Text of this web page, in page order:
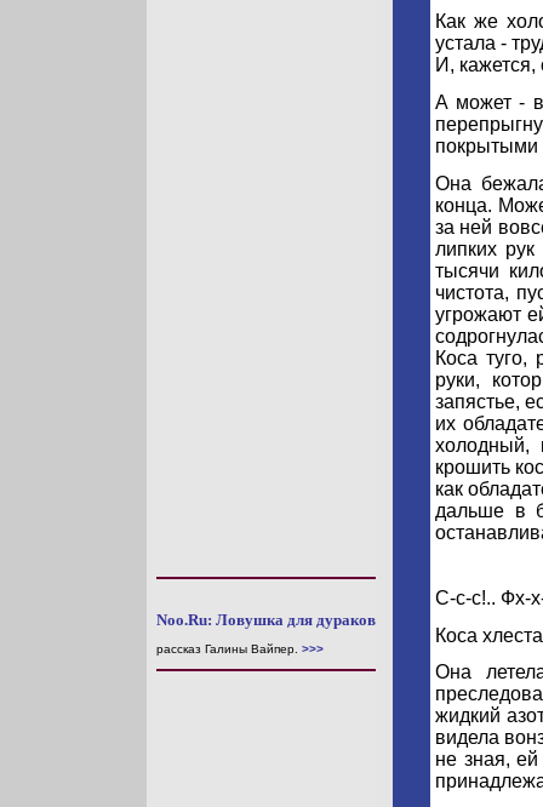
Как же
устала -
И, кажется,
А может -
покрытыми
Она
конца.
за ней
липких
тысячи
чистота,
угрожают
Коса туго,
руки,
запястье,
их
холодный,
крошить
как
дальше в
Noo.Ru: Ловушка для дураков
рассказ Галины Вайпер. >>>
С-с-с!.. Фх-
Коса
Она
жидкий
видела
не зная,